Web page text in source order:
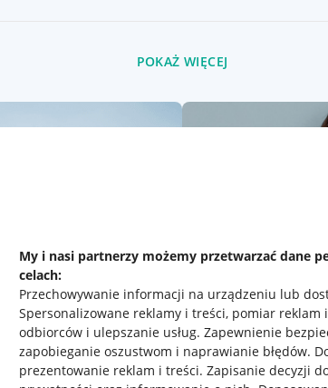
My i nasi partnerzy możemy przetwarzać dane
celach:
Przechowywanie informacji na urządzeniu lub
Spersonalizowane reklamy i treści, pomiar reklam
odbiorców i ulepszanie usług. Zapewnienie
zapobieganie oszustwom i naprawianie błędów.
prezentowanie reklam i treści. Zapisanie decyzji
POKAŻ WIĘCEJ